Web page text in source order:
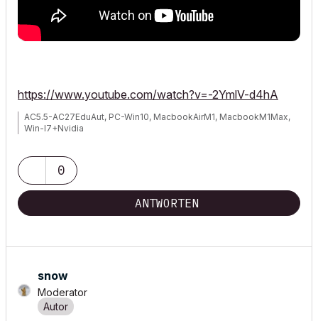
https://www.youtube.com/watch?v=-2YmlV-d4hA
AC5.5-AC27EduAut, PC-Win10, MacbookAirM1, MacbookM1Max,
Win-I7+Nvidia
0
ANTWORTEN
snow
Moderator